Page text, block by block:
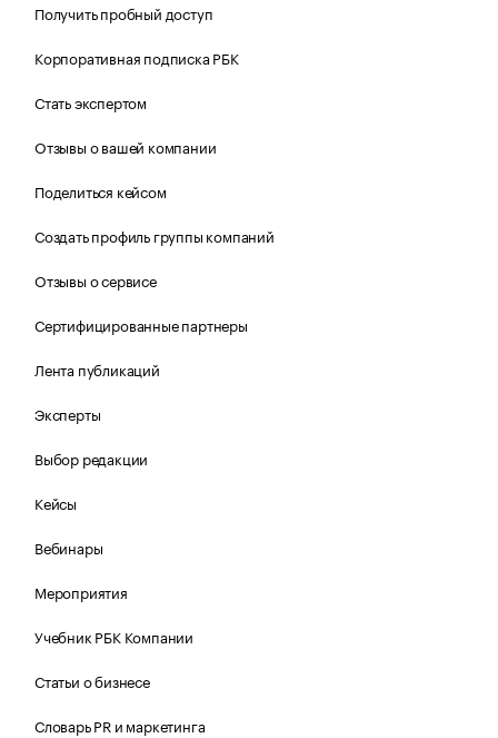
Получить пробный доступ
Корпоративная подписка РБК
Стать экспертом
Отзывы о вашей компании
Поделиться кейсом
Создать профиль группы компаний
Отзывы о сервисе
Сертифицированные партнеры
Лента публикаций
Эксперты
Выбор редакции
Кейсы
Вебинары
Мероприятия
Учебник РБК Компании
Статьи о бизнесе
Словарь PR и маркетинга